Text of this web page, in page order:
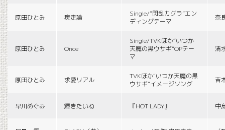
原田ひとみ 疾走論
Single/“閃乱カグラ”エン
ディングテーマ
奈
原田ひとみ Once
Single/TVKほか“いつか
天魔の黒ウサギ”OPテー
マ
清
原田ひとみ 求愛リアル
TVKほか“いつか天魔の黒
ウサギ”イメージソング
吉
早川めぐみ 輝きたいね 『HOT LADY』 中